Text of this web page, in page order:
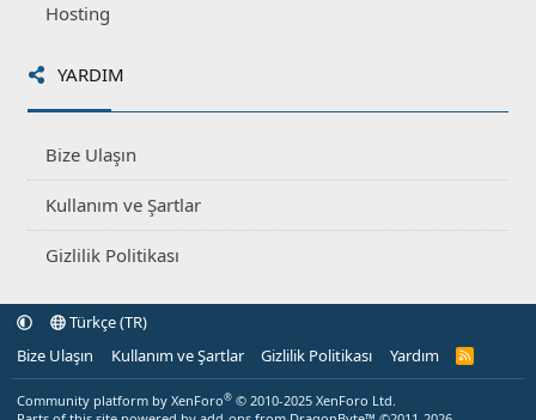
Hosting
YARDIM
Bize Ulaşın
Kullanım ve Şartlar
Gizlilik Politikası
Türkçe (TR)
Bize Ulaşın
Kullanım ve Şartlar Gizlilik Politikası Yardım
R
Community platform by XenForo® © 2010-2025 XenForo Ltd.